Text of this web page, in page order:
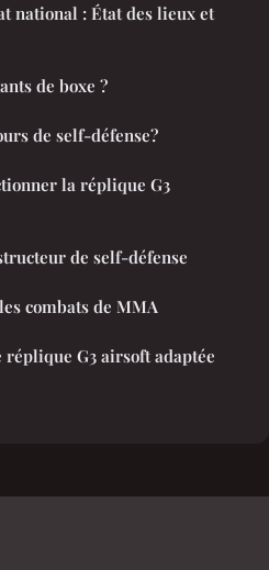
national : État des lieux et
de boxe ?
de self-défense?
la réplique G3
de self-défense
combats de MMA
G3 airsoft adaptée